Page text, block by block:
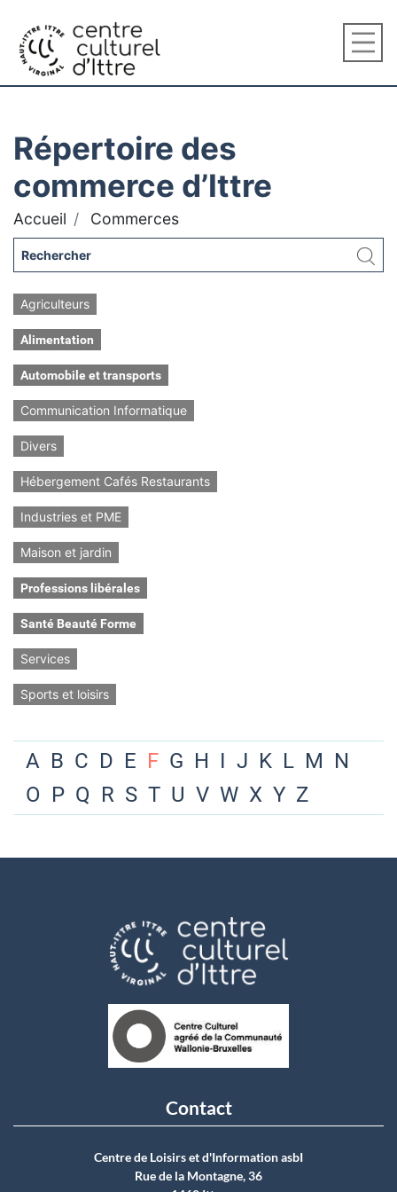
Répertoire des
commerce d’Ittre
Accueil Commerces
Agriculteurs
Alimentation
Automobile et transports
Communication Informatique
Divers
Hébergement Cafés Restaurants
Industries et PME
Maison et jardin
Professions libérales
Santé Beauté Forme
Services
Sports et loisirs
A B C D E F G H I J K L M N
O P Q R S T U V W X Y Z
Contact
Centre de Loisirs et d'Information asbI
Rue de la Montagne, 36